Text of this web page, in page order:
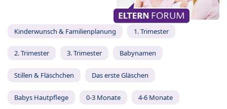
Kinderwunsch & Familienplanung 1. Trimester
2. Trimester 3. Trimester Babynamen
Stillen & Fläschchen Das erste Gläschen
Babys Hautpflege 0-3 Monate 4-6 Monate